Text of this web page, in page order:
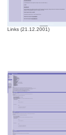
Links (21.12.2001)